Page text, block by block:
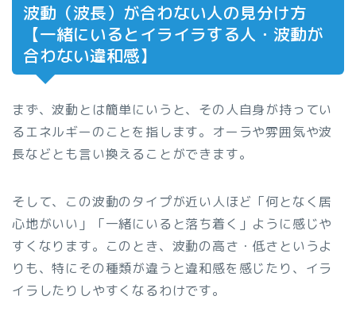
波動（波長）が合わない人の見分け方
【一緒にいるとイライラする人・波動が
合わない違和感】
まず、波動とは簡単にいうと、その人自身が持ってい
るエネルギーのことを指します。オーラや雰囲気や波
長などとも言い換えることができます。
そして、この波動のタイプが近い人ほど「何となく居
心地がいい」「一緒にいると落ち着く」ように感じや
すくなります。このとき、波動の高さ・低さというよ
りも、特にその種類が違うと違和感を感じたり、イラ
イラしたりしやすくなるわけです。